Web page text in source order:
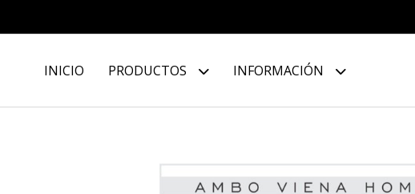
INICIO PRODUCTOS INFORMACIÓN